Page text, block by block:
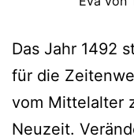
Das Jahr 1492
für die
vom Mittelalter
Neuzeit.